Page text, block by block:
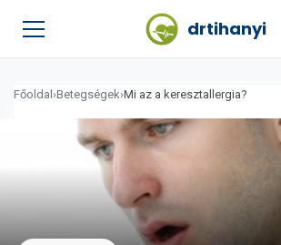
drtihanyi
Főoldal ›Betegségek›Mi az a keresztallergia?